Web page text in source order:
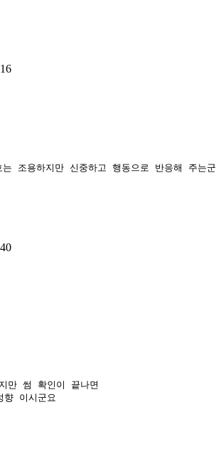
조용하지만 신중하고 행동으로 반응해 주는
만 썸 확인이 끝나면
이시군요